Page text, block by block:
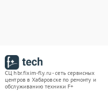
СЦ hbr.fixim-fly.ru - сеть сервисных
центров в Хабаровске по ремонту и
обслуживанию техники F+